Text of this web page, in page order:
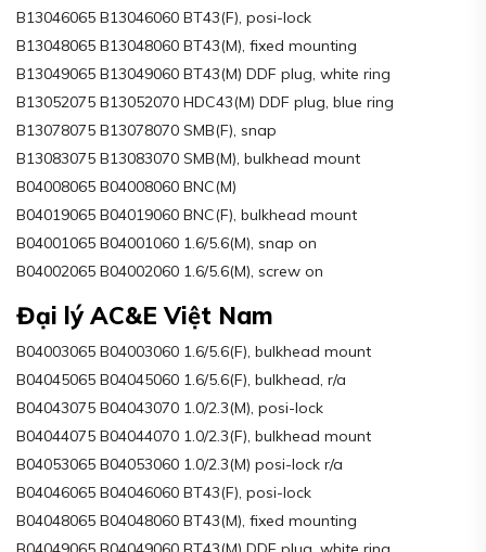
B13046065 B13046060 BT43(F), posi-lock
B13048065 B13048060 BT43(M), fixed mounting
B13049065 B13049060 BT43(M) DDF plug, white ring
B13052075 B13052070 HDC43(M) DDF plug, blue ring
B13078075 B13078070 SMB(F), snap
B13083075 B13083070 SMB(M), bulkhead mount
B04008065 B04008060 BNC(M)
B04019065 B04019060 BNC(F), bulkhead mount
B04001065 B04001060 1.6/5.6(M), snap on
B04002065 B04002060 1.6/5.6(M), screw on
Đại lý AC&E Việt Nam
B04003065 B04003060 1.6/5.6(F), bulkhead mount
B04045065 B04045060 1.6/5.6(F), bulkhead, r/a
B04043075 B04043070 1.0/2.3(M), posi-lock
B04044075 B04044070 1.0/2.3(F), bulkhead mount
B04053065 B04053060 1.0/2.3(M) posi-lock r/a
B04046065 B04046060 BT43(F), posi-lock
B04048065 B04048060 BT43(M), fixed mounting